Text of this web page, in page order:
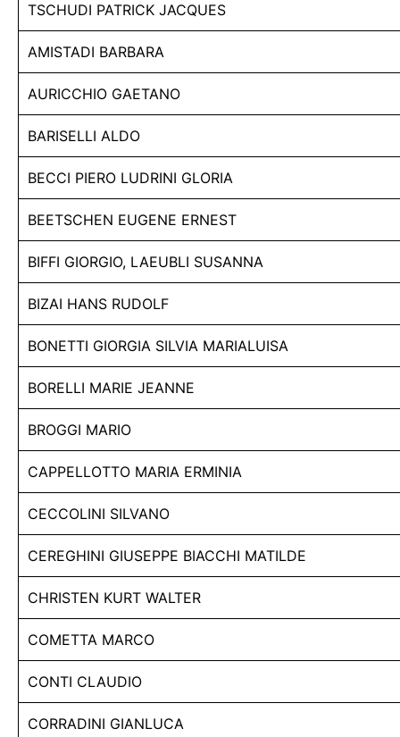
TSCHUDI PATRICK JACQUES
AMISTADI BARBARA
AURICCHIO GAETANO
BARISELLI ALDO
BECCI PIERO LUDRINI GLORIA
BEETSCHEN EUGENE ERNEST
BIFFI GIORGIO, LAEUBLI SUSANNA
BIZAI HANS RUDOLF
BONETTI GIORGIA SILVIA MARIALUISA
BORELLI MARIE JEANNE
BROGGI MARIO
CAPPELLOTTO MARIA ERMINIA
CECCOLINI SILVANO
CEREGHINI GIUSEPPE BIACCHI MATILDE
CHRISTEN KURT WALTER
COMETTA MARCO
CONTI CLAUDIO
CORRADINI GIANLUCA